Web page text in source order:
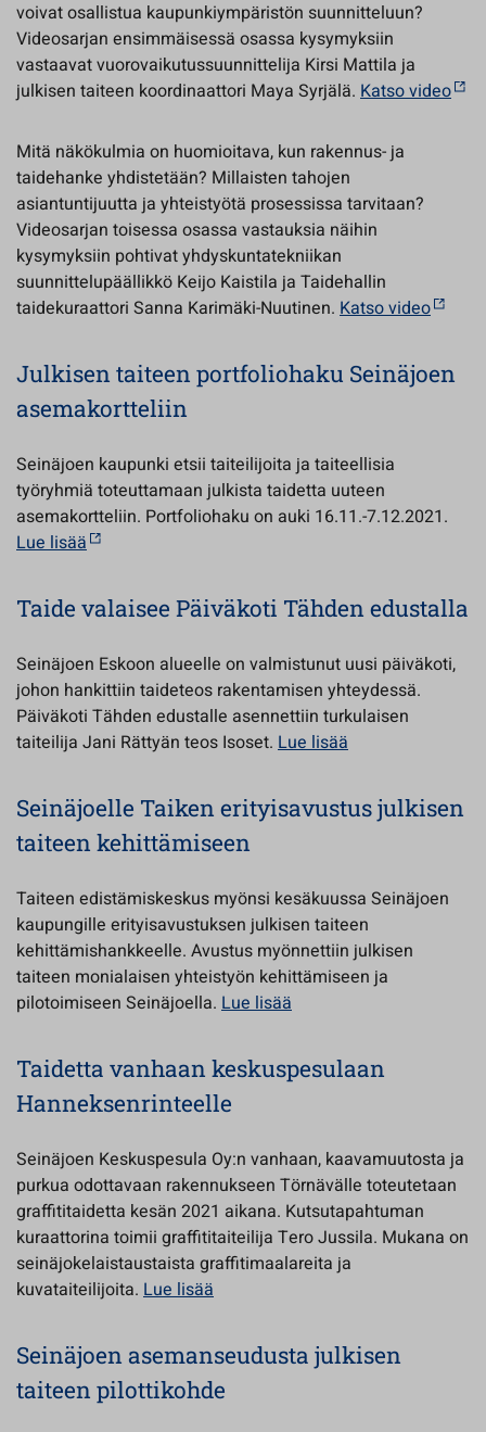
voivat osallistua kaupunkiympäristön suunnitteluun?
Videosarjan ensimmäisessä osassa kysymyksiin
vastaavat vuorovaikutussuunnittelija Kirsi Mattila ja
julkisen taiteen koordinaattori Maya Syrjälä. Katso video
Mitä näkökulmia on huomioitava, kun rakennus- ja
taidehanke yhdistetään? Millaisten tahojen
asiantuntijuutta ja yhteistyötä prosessissa tarvitaan?
Videosarjan toisessa osassa vastauksia näihin
kysymyksiin pohtivat yhdyskuntatekniikan
suunnittelupäällikkö Keijo Kaistila ja Taidehallin
taidekuraattori Sanna Karimäki-Nuutinen. Katso video
Julkisen taiteen portfoliohaku Seinäjoen
asemakortteliin
Seinäjoen kaupunki etsii taiteilijoita ja taiteellisia
työryhmiä toteuttamaan julkista taidetta uuteen
asemakortteliin. Portfoliohaku on auki 16.11.-7.12.2021.
Lue lisää
Taide valaisee Päiväkoti Tähden edustalla
Seinäjoen Eskoon alueelle on valmistunut uusi päiväkoti,
johon hankittiin taideteos rakentamisen yhteydessä.
Päiväkoti Tähden edustalle asennettiin turkulaisen
taiteilija Jani Rättyän teos Isoset. Lue lisää
Seinäjoelle Taiken erityisavustus julkisen
taiteen kehittämiseen
Taiteen edistämiskeskus myönsi kesäkuussa Seinäjoen
kaupungille erityisavustuksen julkisen taiteen
kehittämishankkeelle. Avustus myönnettiin julkisen
taiteen monialaisen yhteistyön kehittämiseen ja
pilotoimiseen Seinäjoella. Lue lisää
Taidetta vanhaan keskuspesulaan
Hanneksenrinteelle
Seinäjoen Keskuspesula Oy:n vanhaan, kaavamuutosta ja
purkua odottavaan rakennukseen Törnävälle toteutetaan
graffititaidetta kesän 2021 aikana. Kutsutapahtuman
kuraattorina toimii graffititaiteilija Tero Jussila. Mukana on
seinäjokelaistaustaista graffitimaalareita ja
kuvataiteilijoita. Lue lisää
Seinäjoen asemanseudusta julkisen
taiteen pilottikohde